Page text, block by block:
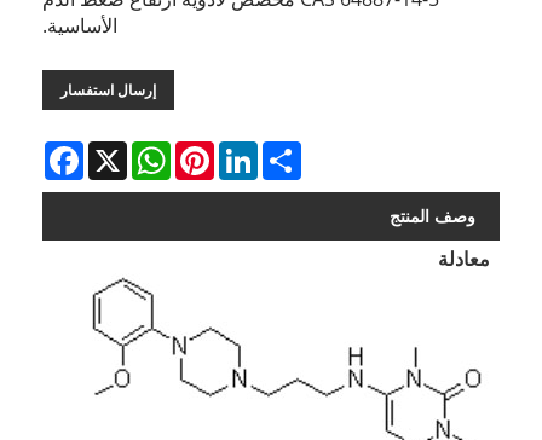
الأساسية.
إرسال استفسار
Facebook X
WhatsAppPinterestLinkedInShare
وصف المنتج
معادلة